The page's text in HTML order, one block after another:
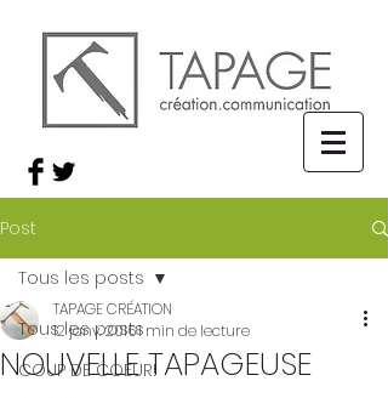
Post
Tous les posts
COUP DE COEUR!
Tous les posts
NOUVELLE TAPAGEUSE
TAPAGE CRÉATION
12 janv. 20161 min de lecture